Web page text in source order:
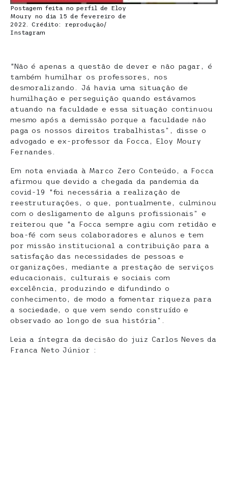
Postagem feita no perfil de Eloy
Moury no dia 15 de fevereiro de
2022. Crédito: reprodução/
Instagram
“Não é apenas a questão de dever e não pagar, é
também humilhar os professores, nos
desmoralizando. Já havia uma situação de
humilhação e perseguição quando estávamos
atuando na faculdade e essa situação continuou
mesmo após a demissão porque a faculdade não
paga os nossos direitos trabalhistas”, disse o
advogado e ex-professor da Focca, Eloy Moury
Fernandes.
Em nota enviada à Marco Zero Conteúdo, a Focca
afirmou que devido a chegada da pandemia da
covid-19 “foi necessária a realização de
reestruturações, o que, pontualmente, culminou
com o desligamento de alguns profissionais” e
reiterou que “a Focca sempre agiu com retidão e
boa-fé com seus colaboradores e alunos e tem
por missão institucional a contribuição para a
satisfação das necessidades de pessoas e
organizações, mediante a prestação de serviços
educacionais, culturais e sociais com
excelência, produzindo e difundindo o
conhecimento, de modo a fomentar riqueza para
a sociedade, o que vem sendo construído e
observado ao longo de sua história”.
Leia a íntegra da decisão do juiz Carlos Neves da
Franca Neto Júnior :